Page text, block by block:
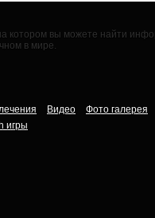
котором вы можете найти
в мире.
Видео
Фото галерея
игры